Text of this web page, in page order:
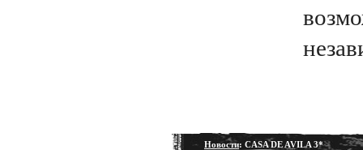
Новости: CASA DE AVILA 3*